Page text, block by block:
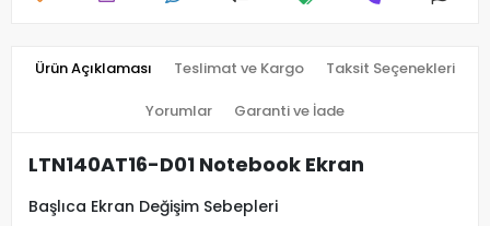
Ürün Açıklaması Teslimat ve Kargo Taksit Seçenekleri
Yorumlar Garanti ve İade
LTN140AT16-D01 Notebook Ekran
Başlıca Ekran Değişim Sebepleri